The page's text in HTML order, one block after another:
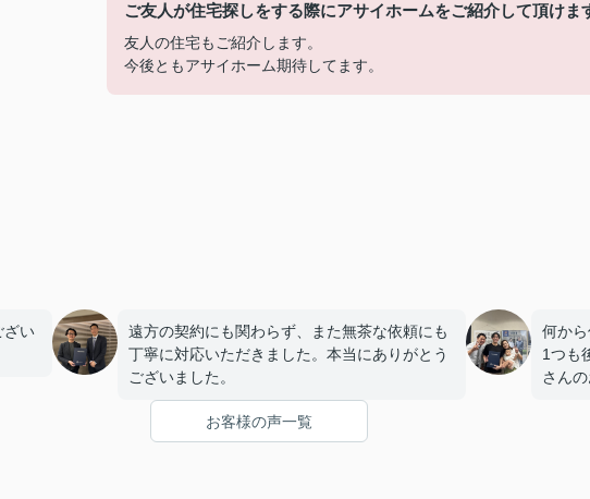
ご友人が住宅探しをする際にアサイホームをご紹介して頂けま
友人の住宅もご紹介します。
今後ともアサイホーム期待してます。
ざい
遠方の契約にも関わらず、また無茶な依頼にも
丁寧に対応いただきました。本当にありがとう
ございました。
何か
1つも
さん
お客様の声一覧